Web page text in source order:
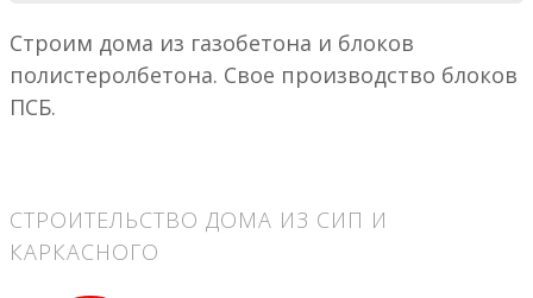
Строим дома из газобетона и блоков
полистеролбетона. Свое производство блоков
ПСБ.
СТРОИТЕЛЬСТВО ДОМА ИЗ СИП И
КАРКАСНОГО